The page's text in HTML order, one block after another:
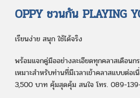
OPPY ชวนกัน PLAYING
เรียนง่าย สนุก ใช้ได้จริง
พร้อมแจกคู่มืออย่างละเอียดทุกคลาสเดือน
เหมาะสำหรับท่านที่มีเวลาเข้าคลาสแบบต่อ
3,500 บาท คุ้มสุดคุ้ม สนใจ โทร. 089-